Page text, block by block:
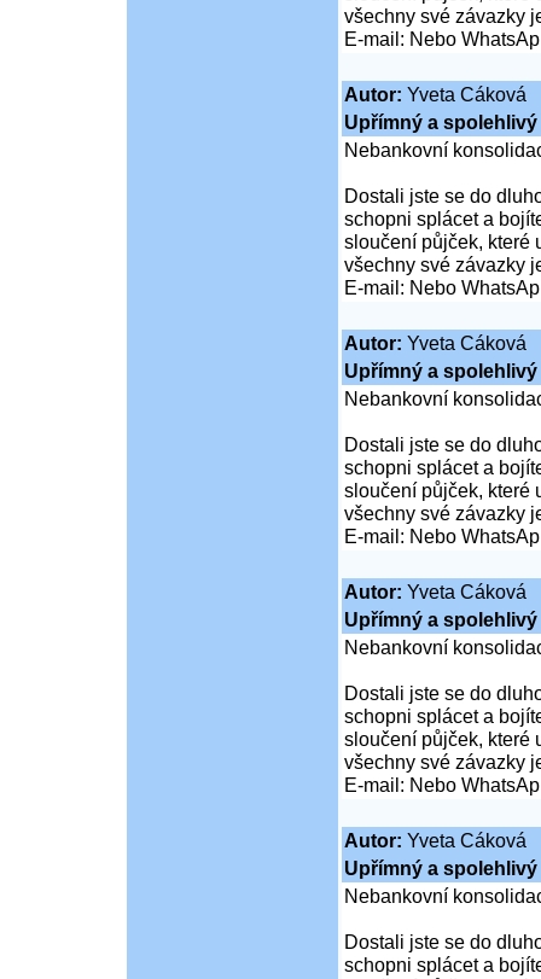
všechny své závazky
E-mail: Nebo
Autor: Yveta Cáková
Upřímný a
Nebankovní
Dostali jste se do
schopni splácet a
sloučení půjček, které
všechny své závazky
E-mail: Nebo
Autor: Yveta Cáková
Upřímný a
Nebankovní
Dostali jste se do
schopni splácet a
sloučení půjček, které
všechny své závazky
E-mail: Nebo
Autor: Yveta Cáková
Upřímný a
Nebankovní
Dostali jste se do
schopni splácet a
sloučení půjček, které
všechny své závazky
E-mail: Nebo
Autor: Yveta Cáková
Upřímný a
Nebankovní
Dostali jste se do
schopni splácet a